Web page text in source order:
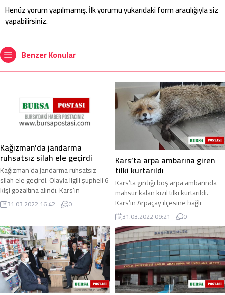
Henüz yorum yapılmamış. İlk yorumu yukarıdaki form aracılığıyla siz
yapabilirsiniz.
Benzer Konular
Kağızman’da jandarma
ruhsatsız silah ele geçirdi
Kağızman’da jandarma ruhsatsız
silah ele geçirdi. Olayla ilgili şüpheli 6
kişi gözaltına alındı. Kars’ın
Kağızman İlçesi’nde jandarma
ekiplerince ...
31.03.2022 16:42 0
Kars’ta arpa ambarına giren
tilki kurtarıldı
Kars’ta girdiği boş arpa ambarında
mahsur kalan kızıl tilki kurtarıldı.
Kars’ın Arpaçay ilçesine bağlı
Kuyucuk köyünde arpa ambarında
tilkinin ...
31.03.2022 09:21 0